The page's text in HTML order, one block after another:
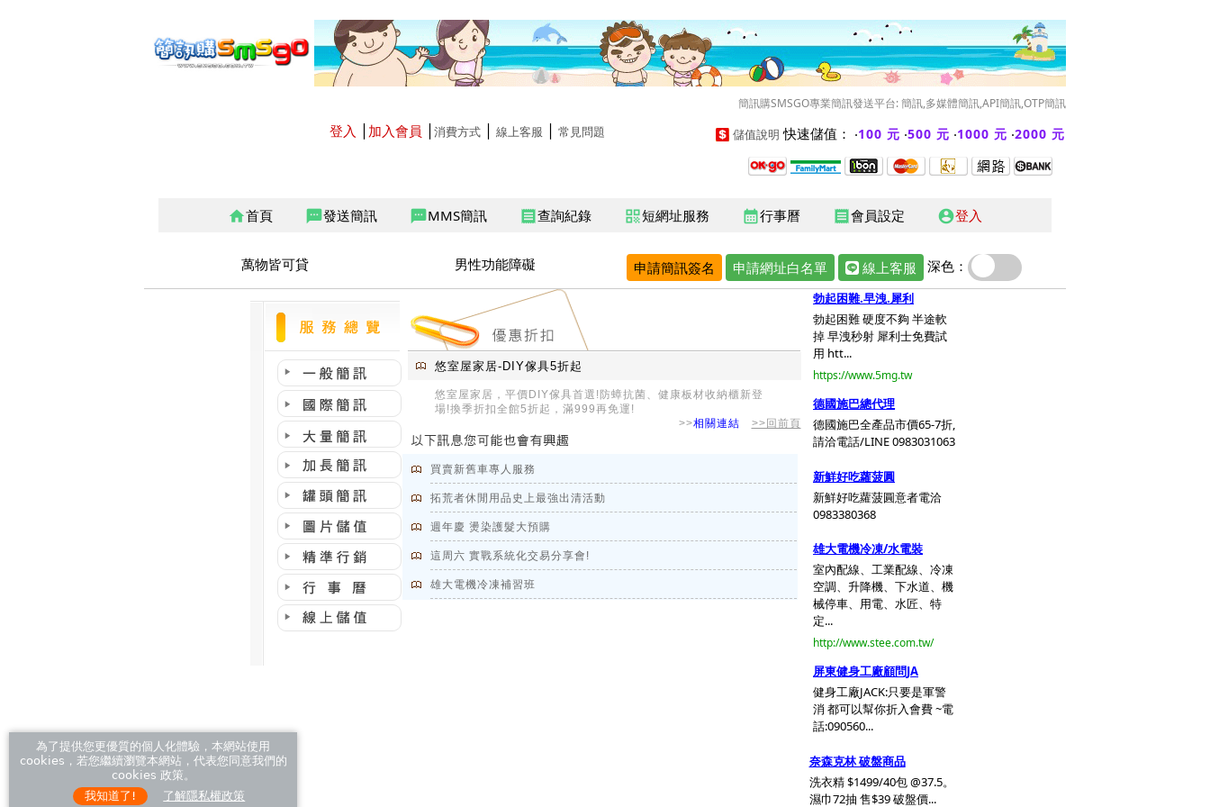
簡訊購SMSGO專業簡訊發送平台: 簡訊,多媒體簡訊,API簡訊,OTP簡訊
登入 加入會員 消費方式 線上客服 常見問題 儲值說明 快速儲值： ‧100 元 ‧500 元 ‧1000 元 ‧2000 元
home首頁 sms發送簡訊 smsMMS簡訊 receipt 查詢紀錄 qr_code短網址服務 calendar_month行事曆 receipt 會員設定 account_circle登入
萬物皆可貸 男性功能障礙 申請簡訊簽名 申請網址白名單 線上客服 深色：
悠室屋家居-DIY傢具5折起
悠室屋家居，平價DIY傢具首選!防蟑抗菌、健康板材收納櫃新登
場!換季折扣全館5折起，滿999再免運!
>>相關連結 >>回前頁
買賣新舊車專人服務
拓荒者休閒用品史上最強出清活動
週年慶 燙染護髮大預購
這周六 實戰系統化交易分享會!
雄大電機冷凍補習班
勃起困難.早洩.犀利
勃起困難 硬度不夠 半途軟
掉 早洩秒射 犀利士免費試
用 htt...
https://www.5mg.tw
德國施巴總代理
德國施巴全產品市價65-7折,
請洽電話/LINE 0983031063
新鮮好吃蘿菠圓
新鮮好吃蘿菠圓意者電洽
0983380368
雄大電機冷凍/水電裝
室內配線、工業配線、冷凍
空調、升降機、下水道、機
械停車、用電、水匠、特
定...
http://www.stee.com.tw/
屏東健身工廠顧問JA
健身工廠JACK:只要是軍警
消 都可以幫你折入會費 ~電
話:090560...
奈森克林 破盤商品
洗衣精 $1499/40包 @37.5。
濕巾72抽 售$39 破盤價...
為了提供您更優質的個人化體驗，本網站使用
cookies，若您繼續瀏覽本網站，代表您同意我們的
cookies 政策。
我知道了!
了解隱私權政策